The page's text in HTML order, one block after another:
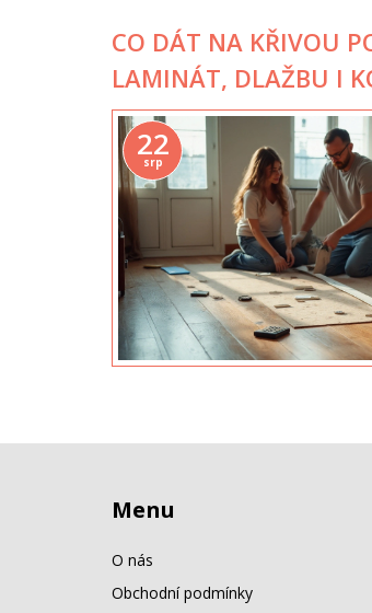
CO DÁT NA KŘIVOU
LAMINÁT, DLAŽBU I
22
srp
Menu
O nás
Obchodní podmínky